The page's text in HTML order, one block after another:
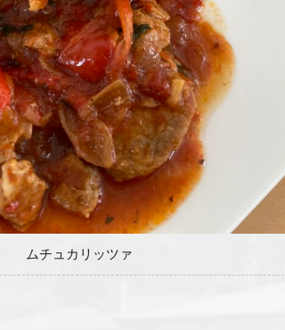
ムチュカリッツァ